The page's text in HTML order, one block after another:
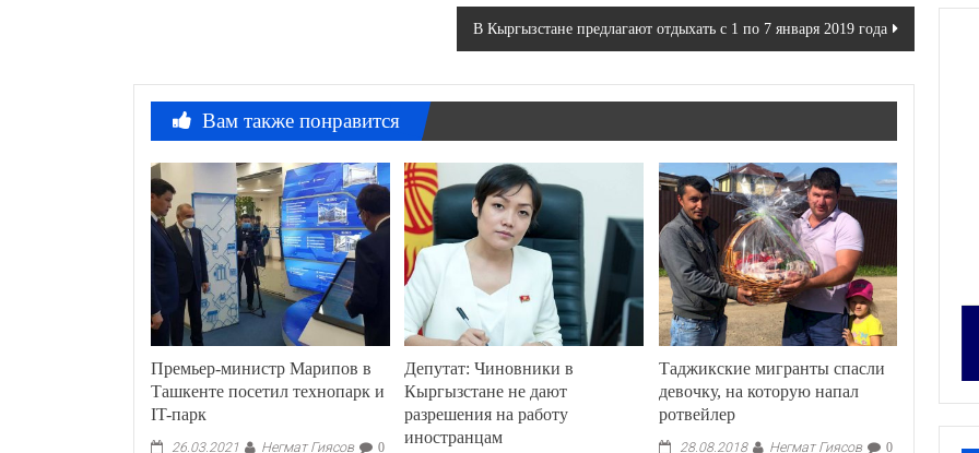
В Кыргызстане предлагают отдыхать с 1 по 7 января 2019 года
Вам также понравится
Премьер-министр Марипов в
Ташкенте посетил технопарк и
IT-парк
26.03.2021 Негмат Гиясов 0
Депутат: Чиновники в
Кыргызстане не дают
разрешения на работу
иностранцам
Таджикские мигранты спасли
девочку, на которую напал
ротвейлер
28.08.2018 Негмат Гиясов 0